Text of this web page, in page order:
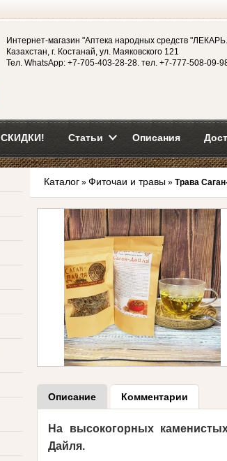
Интернет-магазин "Аптека народных средств
Казахстан, г. Костанай, ул. Маяковского 121
Тел. WhatsApp: +7-705-403-28-28. тел. +7-777-508-09-
СКИДКИ! Статьи Описания
Каталог » Фиточаи и травы » Трава
Описание Комментарии
На высокогорных
Дайля.